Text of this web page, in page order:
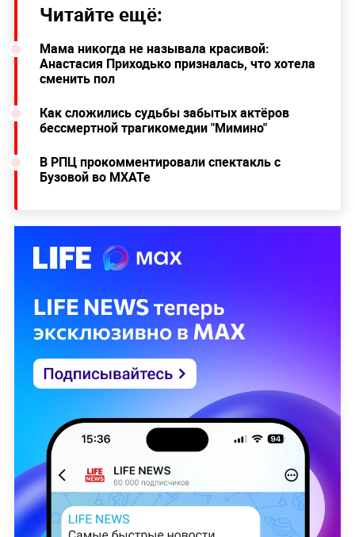
Читайте ещё:
Мама никогда не называла красивой:
Анастасия Приходько призналась, что хотела
сменить пол
Как сложились судьбы забытых актёров
бессмертной трагикомедии "Мимино"
В РПЦ прокомментировали спектакль с
Бузовой во МХАТе